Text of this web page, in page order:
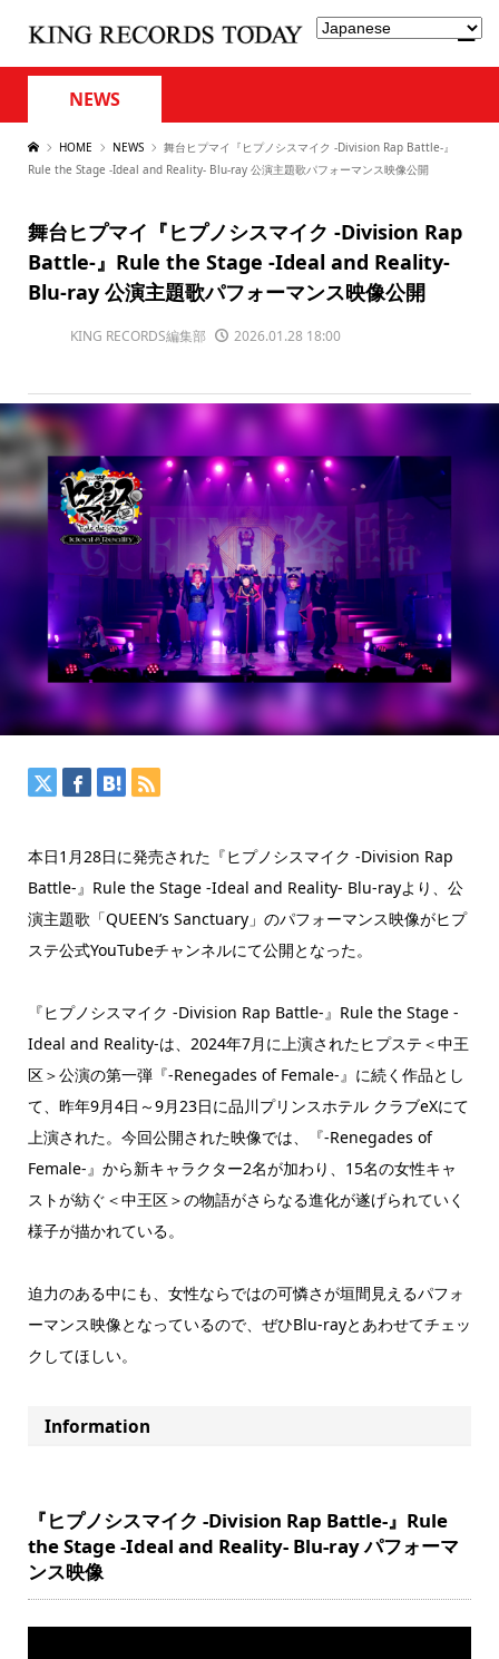
NEWS
HOME NEWS
舞台ヒプマイ『ヒプノシスマイク -Division Rap Battle-』
Rule the Stage -Ideal and Reality- Blu-ray 公演主題歌パフォーマンス映像公開
舞台ヒプマイ『ヒプノシスマイク -Division Rap
Battle-』Rule the Stage -Ideal and Reality-
Blu-ray 公演主題歌パフォーマンス映像公開
KING RECORDS編集部 2026.01.28 18:00
本日1月28日に発売された『ヒプノシスマイク -Division Rap
Battle-』Rule the Stage -Ideal and Reality- Blu-rayより、公
演主題歌「QUEEN’s Sanctuary」のパフォーマンス映像がヒプ
ステ公式YouTubeチャンネルにて公開となった。
『ヒプノシスマイク -Division Rap Battle-』Rule the Stage -
Ideal and Reality-は、2024年7月に上演されたヒプステ＜中王
区＞公演の第一弾『-Renegades of Female-』に続く作品とし
て、昨年9月4日～9月23日に品川プリンスホテル クラブeXにて
上演された。今回公開された映像では、『-Renegades of
Female-』から新キャラクター2名が加わり、15名の女性キャ
ストが紡ぐ＜中王区＞の物語がさらなる進化が遂げられていく
様子が描かれている。
迫力のある中にも、女性ならではの可憐さが垣間見えるパフォ
ーマンス映像となっているので、ぜひBlu-rayとあわせてチェッ
クしてほしい。
Information
『ヒプノシスマイク -Division Rap Battle-』Rule
the Stage -Ideal and Reality- Blu-ray パフォーマ
ンス映像